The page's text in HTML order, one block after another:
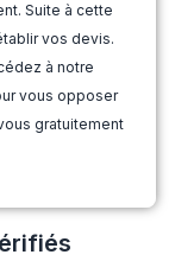
Suite à cette
vos devis.
à notre
vous opposer
gratuitement